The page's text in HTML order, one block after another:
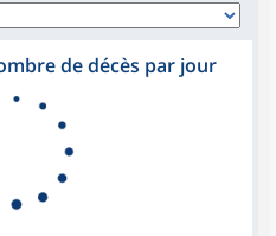
de décès par jour